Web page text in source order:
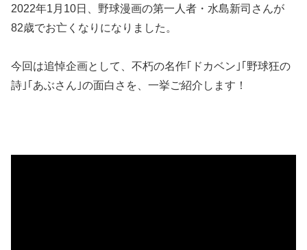
2022年1月10日、野球漫画の第一人者・水島新司さんが
82歳でお亡くなりになりました。
今回は追悼企画として、不朽の名作｢ドカベン｣｢野球狂の
詩｣｢あぶさん｣の面白さを、一挙ご紹介します！